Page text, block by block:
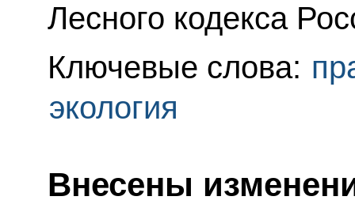
Лесного кодекса
Ключевые слова:
экология
Внесены